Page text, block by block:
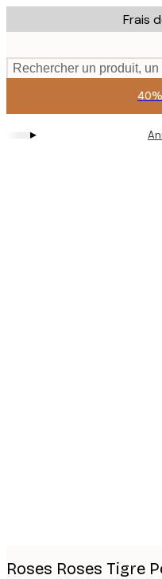
to
content.
Frais
Rechercher un produit,
▸
Roses Roses Tigre